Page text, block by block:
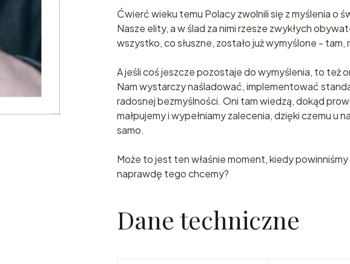
Ćwierć wieku temu Polacy zwolnili się z myślenia o
Nasze elity, a w ślad za nimi rzesze zwykłych
wszystko, co słuszne, zostało już wymyślone - tam,
A jeśli coś jeszcze pozostaje do wymyślenia, to też
Nam wystarczy naśladować, implementować
radosnej bezmyślności. Oni tam wiedzą, dokąd
małpujemy i wypełniamy zalecenia, dzięki czemu u
samo.
Może to jest ten właśnie moment, kiedy
naprawdę tego chcemy?
Dane techniczne